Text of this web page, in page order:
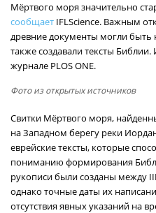
Мёртвого моря значительно
сообщает IFLScience. Важным
древние документы могли
также создавали тексты
журнале PLOS ONE.
Фото из открытых источников
Свитки Мёртвого моря,
на Западном берегу реки
еврейские тексты, которые
пониманию формирования
рукописи были созданы между
однако точные даты их
отсутствия явных указаний на